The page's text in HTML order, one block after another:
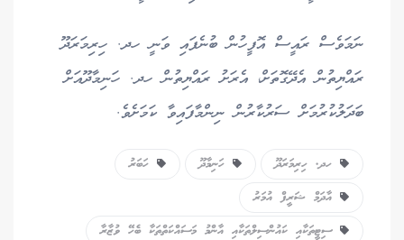
ނަމަވެސް ރައީސް އޮފީހުން ބުނެފައި ވަނީ ހދ. ހިރިމަރަދޫ
ރައްޔިތުން އެދޭގޮތަށް، އެރަށު ރައްޔިތުން ހދ. ހަނިމާދޫއަށް
ބަދަލުކުރުމަށް ސަރުކާރުން ނިންމާފައިވާ ކަމަށެވެ.
ހދ. ހިރިމަރަދޫ ހަނިމާދޫ
ހަބަރު
އާދަމް ޝަރީފް އުމަރު
ސިޓީތަކާއި ކައުންސިލްތަކާއި އާންމު މަސައްކަތްތަކާ ބެހޭ ވުޒާރާ